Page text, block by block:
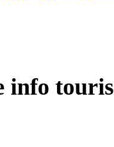
info